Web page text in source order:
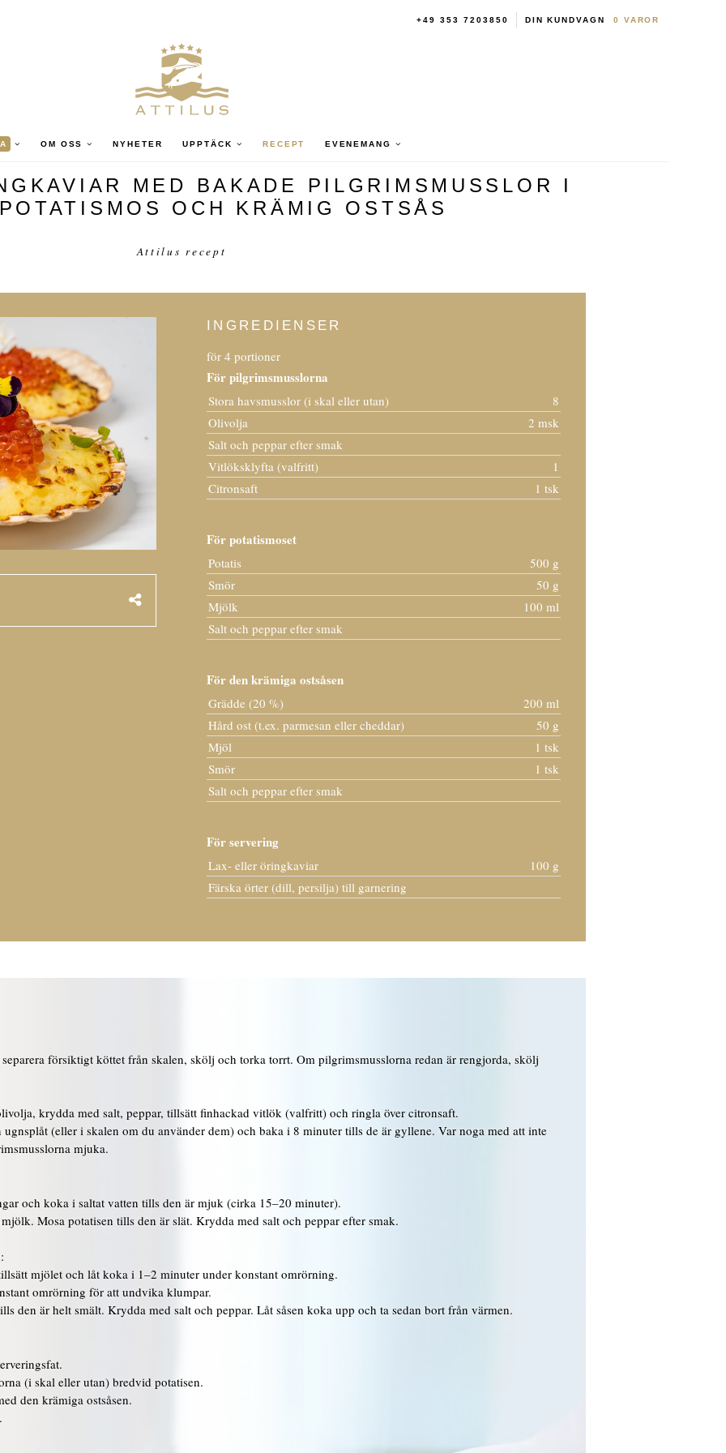
OM OSS NYHETER UPPTÄCK RECEPT EVENEMANG
DIN KUNDVAGN 0 VAROR
+49 353 7203850
MED BAKADE PILGRIMSMUSSLOR I
OCH KRÄMIG OSTSÅS
Attilus recept
INGREDIENSER
för 4 portioner
För pilgrimsmusslorna
Stora havsmusslor (i skal eller utan)
8
Olivolja
2 msk
Salt och peppar efter smak
Vitlöksklyfta (valfritt)
1
Citronsaft
1 tsk
För potatismoset
Potatis
500 g
Smör
50 g
Mjölk
100 ml
Salt och peppar efter smak
För den krämiga ostsåsen
Grädde (20 %)
200 ml
Hård ost (t.ex. parmesan eller cheddar)
50 g
Mjöl
1 tsk
Smör
1 tsk
Salt och peppar efter smak
För servering
Lax- eller öringkaviar
100 g
Färska örter (dill, persilja) till garnering
försiktigt köttet från skalen, skölj och torka torrt. Om pilgrimsmusslorna redan är rengjorda, skölj
krydda med salt, peppar, tillsätt finhackad vitlök (valfritt) och ringla över citronsaft.
(eller i skalen om du använder dem) och baka i 8 minuter tills de är gyllene. Var noga med att inte
mjuka.
och koka i saltat vatten tills den är mjuk (cirka 15–20 minuter).
Mosa potatisen tills den är slät. Krydda med salt och peppar efter smak.
mjölet och låt koka i 1–2 minuter under konstant omrörning.
omrörning för att undvika klumpar.
den är helt smält. Krydda med salt och peppar. Låt såsen koka upp och ta sedan bort från värmen.
(i skal eller utan) bredvid potatisen.
den krämiga ostsåsen.